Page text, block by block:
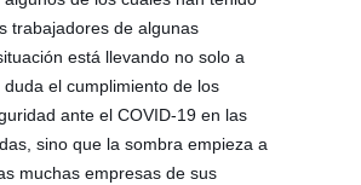
trabajadores de algunas
está llevando no solo a
el cumplimiento de los
ante el COVID-19 en las
sino que la sombra empieza a
muchas empresas de sus